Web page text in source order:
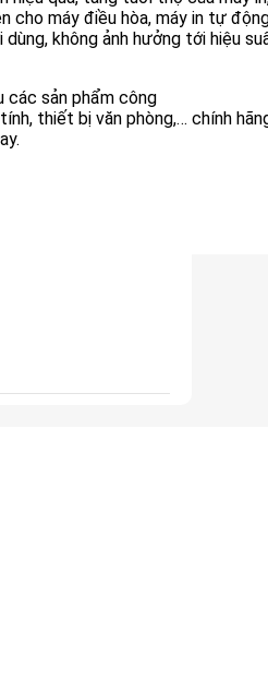
cho máy điều hòa, máy in tự
không ảnh hưởng tới hiệu
các sản phẩm công
thiết bị văn phòng,… chính